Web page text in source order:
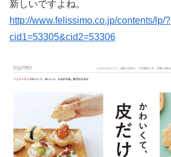
新しいですよね。
http://www.felissimo.co.jp/contents/lp/?
cid1=53305&cid2=53306